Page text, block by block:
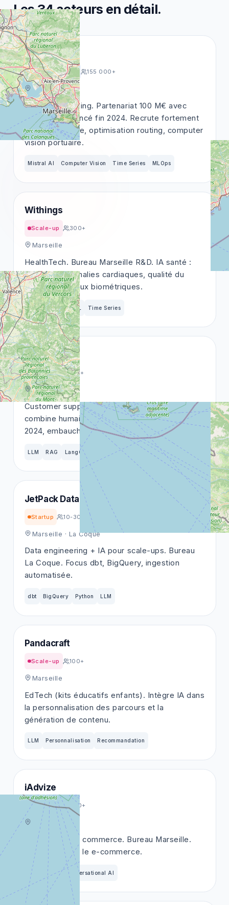
Les34acteurs en détail.
CMA CGM
Corporate / ETI 155 000+
Marseille
Géant du shipping. Partenariat 100 M€ avec
Mistral AI annoncé fin 2024. Recrute fortement
sur ML maritime, optimisation routing, computer
vision portuaire.
Mistral AI Computer Vision Time Series MLOps
Withings
Scale-up 300+
Marseille
HealthTech. Bureau Marseille R&D. IA santé :
détection anomalies cardiaques, qualité du
sommeil, signaux biométriques.
PyTorch Edge ML Time Series
Onepilot
Scale-up 100+
Marseille
Customer support augmenté par IA. Plateforme
combine humains + LLM. Lève en série A en
2024, embauche à Marseille.
LLM RAG LangChain OpenAI
JetPack Data
Startup 10-30
Marseille · La Coque
Data engineering + IA pour scale-ups. Bureau
La Coque. Focus dbt, BigQuery, ingestion
automatisée.
dbt BigQuery Python LLM
Pandacraft
Scale-up 100+
Marseille
EdTech (kits éducatifs enfants). Intègre IA dans
la personnalisation des parcours et la
génération de contenu.
LLM Personnalisation Recommandation
iAdvize
Scale-up 200+
Marseille
Conversational commerce. Bureau Marseille.
Agents IA pour le e-commerce.
LLM RAG Conversational AI